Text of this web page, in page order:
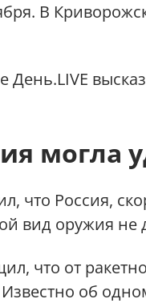
В
День.LIVE
могла
что Россия,
вид оружия
что от
об